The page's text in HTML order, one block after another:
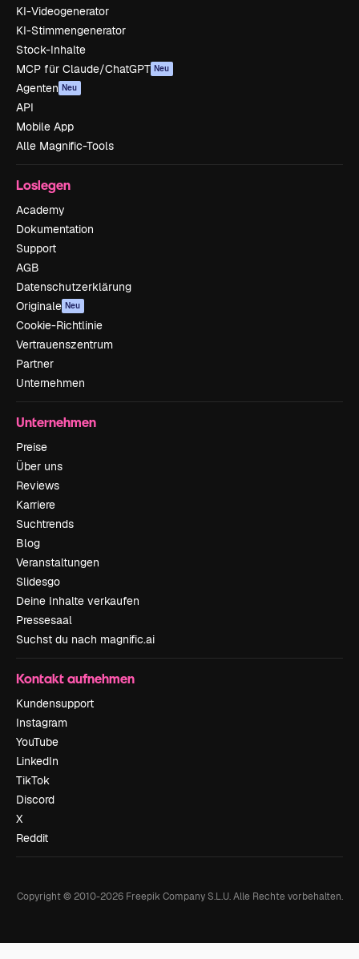
KI-Videogenerator
KI-Stimmengenerator
Stock-Inhalte
MCP für Claude/ChatGPT Neu
Agenten Neu
API
Mobile App
Alle Magnific-Tools
Loslegen
Academy
Dokumentation
Support
AGB
Datenschutzerklärung
Originale Neu
Cookie-Richtlinie
Vertrauenszentrum
Partner
Unternehmen
Unternehmen
Preise
Über uns
Reviews
Karriere
Suchtrends
Blog
Veranstaltungen
Slidesgo
Deine Inhalte verkaufen
Pressesaal
Suchst du nach magnific.ai
Kontakt aufnehmen
Kundensupport
Instagram
YouTube
LinkedIn
TikTok
Discord
X
Reddit
Copyright © 2010-2026Freepik Company S.L.U. Alle Rechte vorbehalten.